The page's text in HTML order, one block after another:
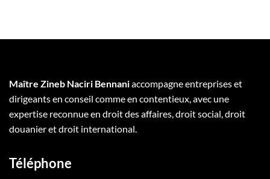
Maître Zineb Naciri Bennaniaccompagne entreprises et
dirigeants en conseil comme en contentieux, avec une
expertise reconnue en droit des affaires, droit social, droit
douanier et droit international.
Téléphone